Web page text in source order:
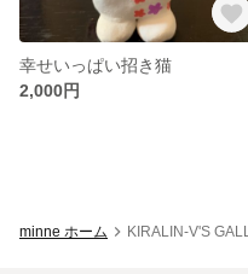
幸せいっぱい招き猫
2,000円
minne ホーム KIRALIN-V'S